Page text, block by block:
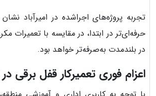
تجربه پروژه‌های اجراشده در امیرآباد
حرفه‌ای‌تر در ابتدا، در مقایسه با تعمیرات
در بلندمدت به‌صرفه‌تر خواهد بود.
اعزام فوری تعمیرکار قفل برقی در